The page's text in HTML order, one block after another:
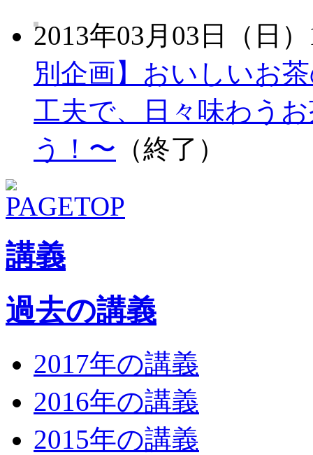
2013年03月03日（日
別企画】おいしいお
工夫で、日々味わう
う！〜 （終了）
講義
過去の講義
2017年の講義
2016年の講義
2015年の講義